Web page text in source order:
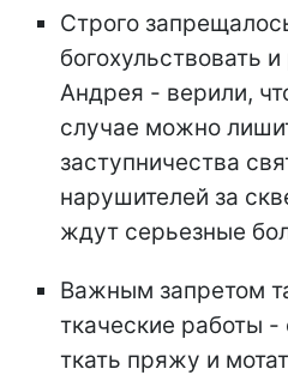
Строго
богохульствовать
Андрея - верили,
случае можно
заступничества
нарушителей за
ждут серьезные
Важным запретом
ткаческие работы -
ткать пряжу и